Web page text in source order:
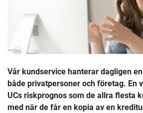
Vår kundservice hanterar dagligen
både privatpersoner och företag. En
UCs riskprognos som de allra flesta
med när de får en kopia av en